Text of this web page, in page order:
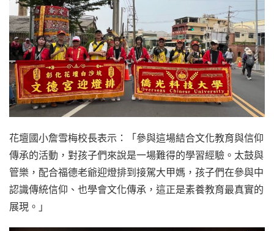
花壇國小詹雪梅校長表示：「參與這場結合文化教育與信仰
傳承的活動，對孩子們來說是一場難得的學習經驗。太鼓與
管樂，配合福德老爺迎燈排到接駕大甲媽，孩子們在參與中
認識傳統信仰、也學會文化傳承，這正是素養教育最真實的
展現。」